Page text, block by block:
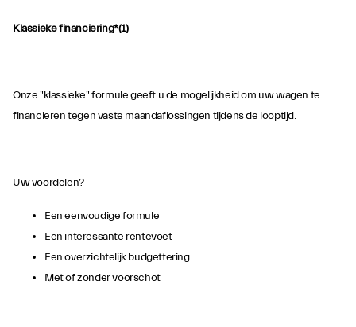
Klassieke financiering*(1)
Onze "klassieke" formule geeft u de mogelijkheid om uw wagen te
financieren tegen vaste maandaflossingen tijdens de looptijd.
Uw voordelen?
Een eenvoudige formule
Een interessante rentevoet
Een overzichtelijk budgettering
Met of zonder voorschot